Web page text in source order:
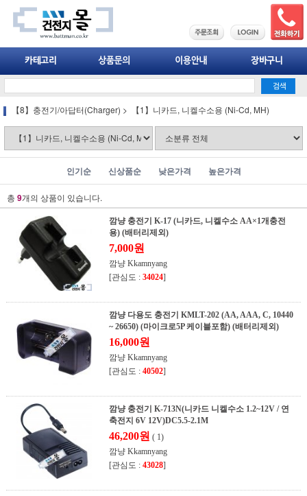
【8】충전기/아답터(Charger) > 【1】니카드, 니켈수소용 (Ni-Cd, MH)
인기순 신상품순 낮은가격 높은가격
총 9개의 상품이 있습니다.
깜냥 충전기 K-17 (니카드, 니켈수소 AA×1개충전
용) (배터리제외)
7,000원
깜냥 Kkamnyang
[관심도 : 34024]
깜냥 다용도 충전기 KMLT-202 (AA, AAA, C, 10440
~ 26650) (마이크로5P 케이블포함) (배터리제외)
16,000원
깜냥 Kkamnyang
[관심도 : 40502]
깜냥 충전기 K-713N(니카드 니켈수소 1.2~12V / 연
축전지 6V 12V)DC5.5-2.1M
46,200원 ( 1)
깜냥 Kkamnyang
[관심도 : 43028]